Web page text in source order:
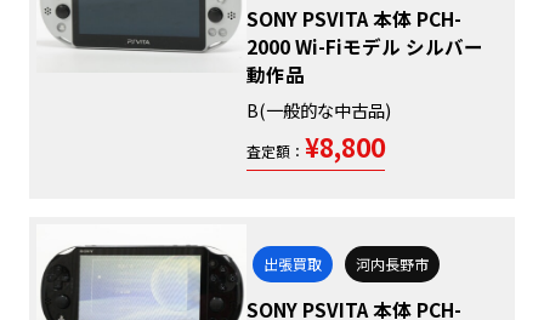
SONY PSVITA 本体 PCH-
2000 Wi-Fiモデル シルバー
動作品
B(一般的な中古品)
査定額： ¥8,800
出張買取 河内長野市
SONY PSVITA 本体 PCH-